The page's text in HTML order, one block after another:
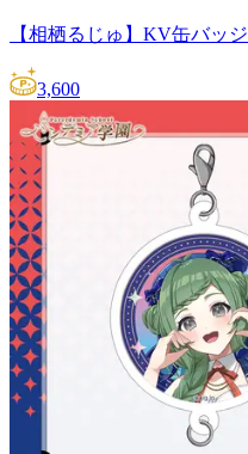
【相栖るじゅ】KV缶バッジ
3,600